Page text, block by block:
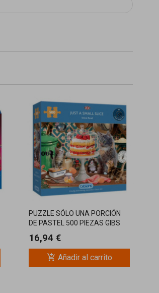
PUZZLE SÓLO UNA PORCIÓN
DE PASTEL 500 PIEZAS GIBS
16,94 €
add_shopping_cart Añadir al carrito